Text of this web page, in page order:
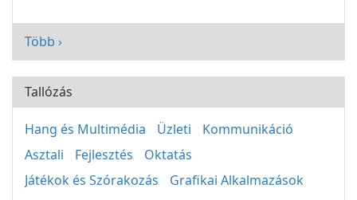
Több ›
Tallózás
Hang és Multimédia Üzleti
Kommunikáció
Asztali
Fejlesztés
Oktatás
Játékok és Szórakozás
Grafikai Alkalmazások